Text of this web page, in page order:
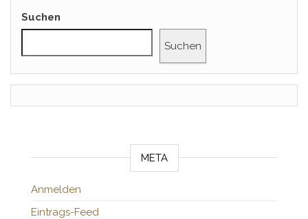
Suchen
Suchen
META
Anmelden
Eintrags-Feed